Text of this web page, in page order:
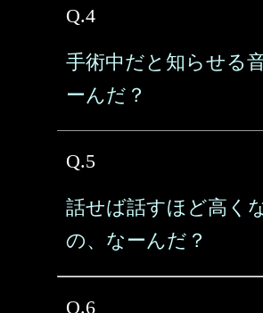
Q.4
手術中だと知らせる
ーんだ？
Q.5
話せば話すほど高く
の、なーんだ？
Q.6